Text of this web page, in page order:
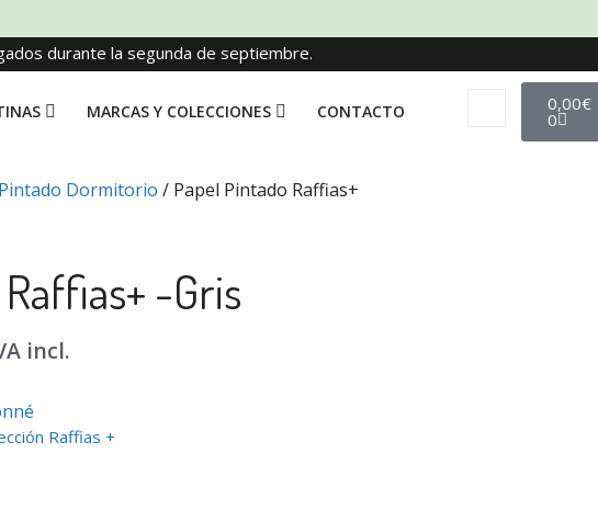
durante la segunda de septiembre.
MARCAS Y COLECCIONES CONTACTO 0,00€
0
Dormitorio / Papel Pintado Raffias+
-Gris
incl.
Raffias +